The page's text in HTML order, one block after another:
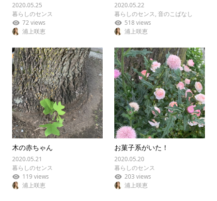
2020.05.25
暮らしのセンス
72 views
浦上咲恵
2020.05.22
暮らしのセンス,音のこばなし
518 views
浦上咲恵
木の赤ちゃん
2020.05.21
暮らしのセンス
119 views
浦上咲恵
お菓子系がいた！
2020.05.20
暮らしのセンス
203 views
浦上咲恵